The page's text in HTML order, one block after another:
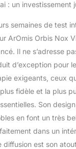
: un investissement
semaines de test
ArOmis Orbis Nox
Il ne s’adresse
d’exception pour
exigeants, ceux
fidèle et la plus
Son
en font un très
dans un
diffusion est son